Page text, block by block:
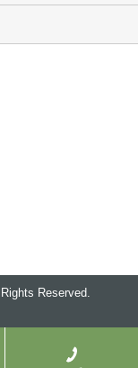
について (3)
Reserved.